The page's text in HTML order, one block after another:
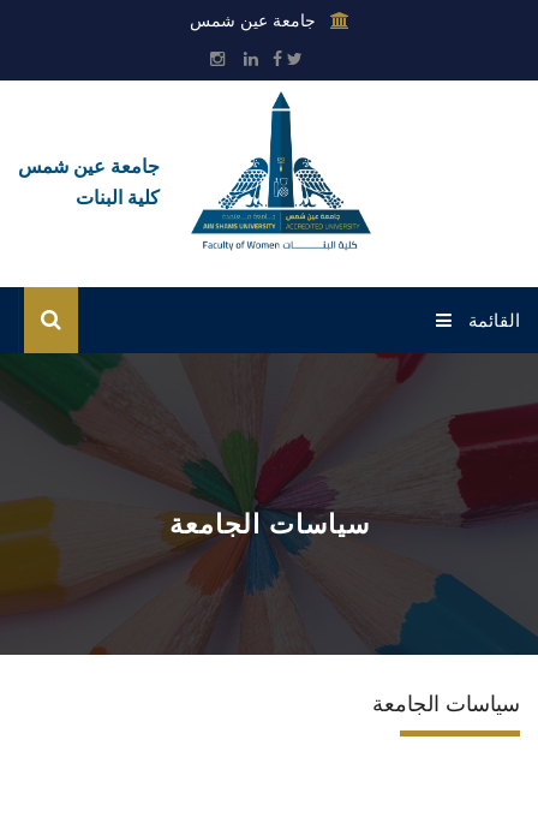
جامعة عين شمس
جامعة عين شمس
كلية البنات
القائمة
عن الكلية
القطاعات
الاقسام
البرامج الدراسية
سياسات الجامعة
سياسات الجامعة